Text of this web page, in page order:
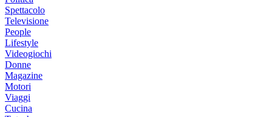
Spettacolo
Televisione
People
Lifestyle
Videogiochi
Donne
Magazine
Motori
Viaggi
Cucina